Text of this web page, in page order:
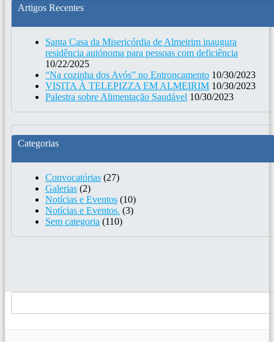
Artigos Recentes
Santa Casa da Misericórdia de Almeirim inaugura
residência autónoma para pessoas com deficiência
10/22/2025
“Na cozinha dos Avós” no Entroncamento 10/30/2023
VISITA À TELEPIZZA EM ALMEIRIM 10/30/2023
Palestra sobre Alimentação Saudável 10/30/2023
Categorias
Convocatórias (27)
Galerias (2)
Notícias e Eventos (10)
Notícias e Eventos. (3)
Sem categoria (110)